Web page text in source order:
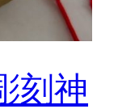
刻神